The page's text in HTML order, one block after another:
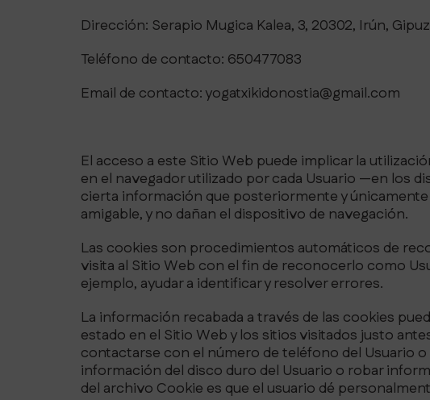
Dirección: Serapio Mugica Kalea, 3, 20302, Irún,
Teléfono de contacto: 650477083
Email de contacto: yogatxikidonostia@gmail.com
El acceso a este Sitio Web puede implicar la
en el navegador utilizado por cada Usuario —en los
cierta información que posteriormente y
amigable, y no dañan el dispositivo de navegación.
Las cookies son procedimientos automáticos de
visita al Sitio Web con el fin de reconocerlo como
ejemplo, ayudar a identificar y resolver errores.
La información recabada a través de las cookies
estado en el Sitio Web y los sitios visitados justo
contactarse con el número de teléfono del Usuario
información del disco duro del Usuario o robar
del archivo Cookie es que el usuario dé